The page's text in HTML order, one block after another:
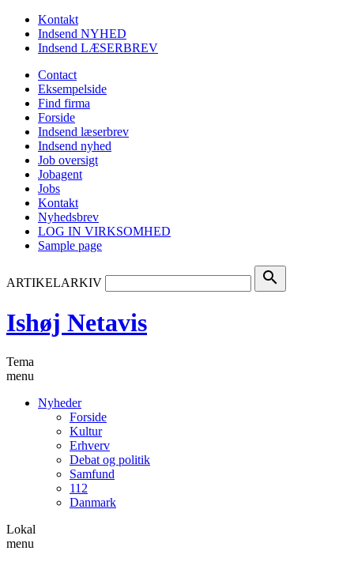
Kontakt
Indsend NYHED
Indsend LÆSERBREV
Contact
Eksempelside
Find firma
Forside
Indsend læserbrev
Indsend nyhed
Job oversigt
Jobagent
Jobs
Kontakt
Nyhedsbrev
LOG IN VIRKSOMHED
Sample page
ARTIKELARKIV search
Ishøj Netavis
Tema
menu
Nyheder
Forside
Kultur
Erhverv
Debat og politik
Samfund
112
Danmark
Lokal
menu